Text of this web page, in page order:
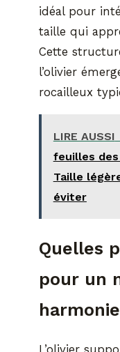
idéal pour
taille qui
Cette
l’olivier
rocailleux
LIRE AUSSI
feuilles des
Taille
éviter
Quelles
pour un
L’olivier